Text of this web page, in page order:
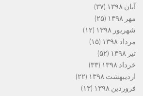
آبان ۱۳۹۸
(۳۷)
مهر ۱۳۹۸
(۲۵)
شهریور ۱۳۹۸
(۱۲)
مرداد ۱۳۹۸
(۱۵)
تیر ۱۳۹۸
(۵۲)
خرداد ۱۳۹۸
(۳۳)
اردیبهشت ۱۳۹۸
(۲۲)
فروردین ۱۳۹۸
(۱۳)